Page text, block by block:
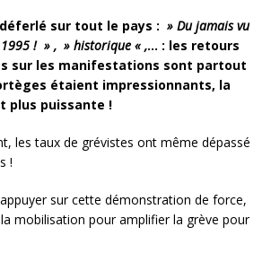
sur tout le pays : » Du jamais vu
! » , » historique « ,… : les retours
sur les manifestations sont partout
étaient impressionnants, la
plus puissante !
les taux de grévistes ont même dépassé
!
sur cette démonstration de force,
mobilisation pour amplifier la grève pour